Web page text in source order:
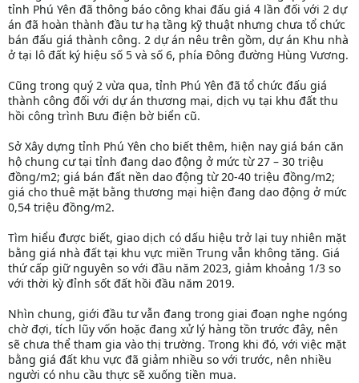
tỉnh Phú Yên đã thông báo công khai đấu giá 4 lần đối với 2 dự
án đã hoàn thành đầu tư hạ tầng kỹ thuật nhưng chưa tổ chức
bán đấu giá thành công. 2 dự án nêu trên gồm, dự án Khu nhà
ở tại lô đất ký hiệu số 5 và số 6, phía Đông đường Hùng Vương.
Cũng trong quý 2 vừa qua, tỉnh Phú Yên đã tổ chức đấu giá
thành công đối với dự án thương mại, dịch vụ tại khu đất thu
hồi công trình Bưu điện bờ biển cũ.
Sở Xây dựng tỉnh Phú Yên cho biết thêm, hiện nay giá bán căn
hộ chung cư tại tỉnh đang dao động ở mức từ 27 – 30 triệu
đồng/m2; giá bán đất nền dao động từ 20-40 triệu đồng/m2;
giá cho thuê mặt bằng thương mại hiện đang dao động ở mức
0,54 triệu đồng/m2.
Tìm hiểu được biết, giao dịch có dấu hiệu trở lại tuy nhiên mặt
bằng giá nhà đất tại khu vực miền Trung vẫn không tăng. Giá
thứ cấp giữ nguyên so với đầu năm 2023, giảm khoảng 1/3 so
với thời kỳ đỉnh sốt đất hồi đầu năm 2019.
Nhìn chung, giới đầu tư vẫn đang trong giai đoạn nghe ngóng
chờ đợi, tích lũy vốn hoặc đang xử lý hàng tồn trước đây, nên
sẽ chưa thể tham gia vào thị trường. Trong khi đó, với việc mặt
bằng giá đất khu vực đã giảm nhiều so với trước, nên nhiều
người có nhu cầu thực sẽ xuống tiền mua.